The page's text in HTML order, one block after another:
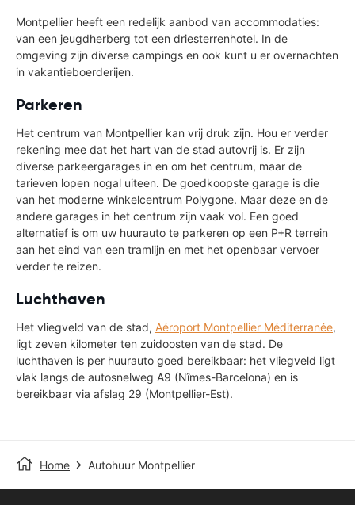
Montpellier heeft een redelijk aanbod van accommodaties:
van een jeugdherberg tot een driesterrenhotel. In de
omgeving zijn diverse campings en ook kunt u er overnachten
in vakantieboerderijen.
Parkeren
Het centrum van Montpellier kan vrij druk zijn. Hou er verder
rekening mee dat het hart van de stad autovrij is. Er zijn
diverse parkeergarages in en om het centrum, maar de
tarieven lopen nogal uiteen. De goedkoopste garage is die
van het moderne winkelcentrum Polygone. Maar deze en de
andere garages in het centrum zijn vaak vol. Een goed
alternatief is om uw huurauto te parkeren op een P+R terrein
aan het eind van een tramlijn en met het openbaar vervoer
verder te reizen.
Luchthaven
Het vliegveld van de stad, Aéroport Montpellier Méditerranée,
ligt zeven kilometer ten zuidoosten van de stad. De
luchthaven is per huurauto goed bereikbaar: het vliegveld ligt
vlak langs de autosnelweg A9 (Nîmes-Barcelona) en is
bereikbaar via afslag 29 (Montpellier-Est).
Home Autohuur Montpellier